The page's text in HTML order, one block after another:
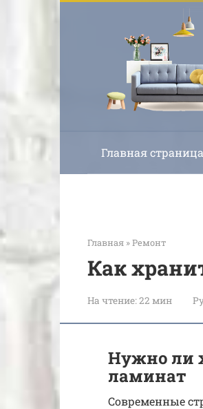
Главная страница
Главная »Ремонт
Как
На чтение:22 мин
Нужно ли
ламинат
Современные